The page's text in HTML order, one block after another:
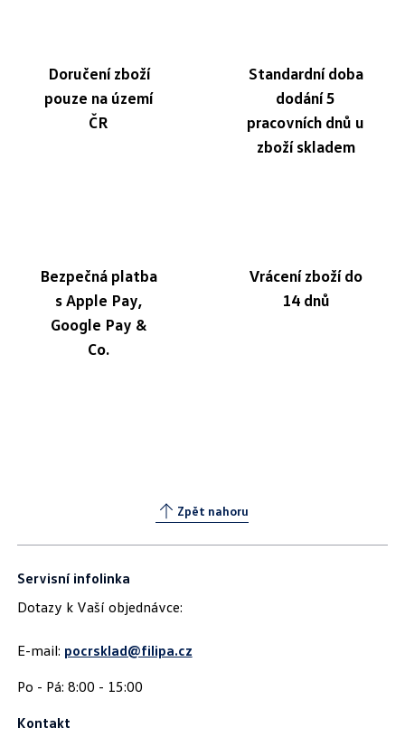
Doručení zboží
pouze na území
ČR
Standardní doba
dodání 5
pracovních dnů u
zboží skladem
Bezpečná platba
s Apple Pay,
Google Pay &
Co.
Vrácení zboží do
14 dnů
Zpět nahoru
Servisní infolinka
Dotazy k Vaší objednávce:
E-mail: pocrsklad@filipa.cz
Kontakt